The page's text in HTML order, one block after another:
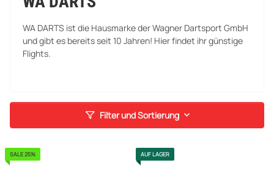
WA DARTS ist die Hausmarke der Wagner Dartsport GmbH
und gibt es bereits seit 10 Jahren! Hier findet ihr günstige
Flights.
Filter und Sortierung
SALE 25% AUF LAGER